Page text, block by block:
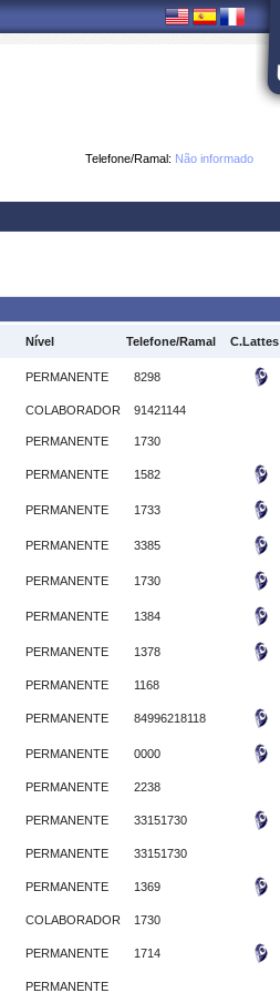
Telefone/Ramal: Não informado
Nível Telefone/Ramal C.Lattes
PERMANENTE 8298
COLABORADOR 91421144
PERMANENTE 1730
PERMANENTE 1582
PERMANENTE 1733
PERMANENTE 3385
PERMANENTE 1730
PERMANENTE 1384
PERMANENTE 1378
PERMANENTE 1168
PERMANENTE 84996218118
PERMANENTE 0000
PERMANENTE 2238
PERMANENTE 33151730
PERMANENTE 33151730
PERMANENTE 1369
COLABORADOR 1730
PERMANENTE 1714
PERMANENTE